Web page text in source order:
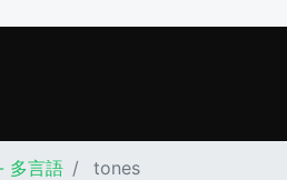
多言語 tones